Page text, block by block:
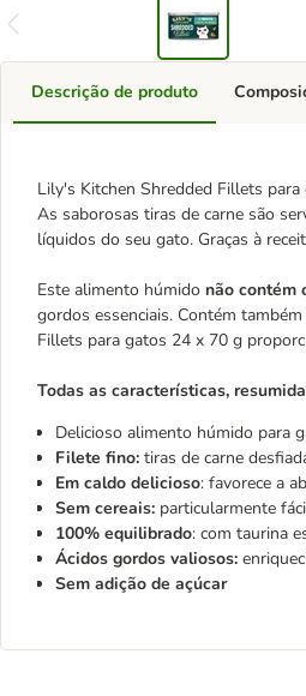
Descrição de produto
Lily's Kitchen Shredded Fillets
As saborosas tiras de carne são
líquidos do seu gato. Graças à
Este alimento húmido não contém
gordos essenciais. Contém também
Fillets para gatos 24 x 70 g
Todas as características,
Delicioso alimento húmido para
Filete fino: tiras de carne
Em caldo delicioso: favorece a
Sem cereais: particularmente
100% equilibrado: com taurina
Ácidos gordos valiosos:
Sem adição de açúcar